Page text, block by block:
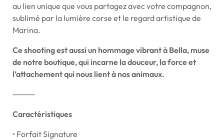
au lien unique que vous partagez avec votre compagnon,
sublimé par la lumière corse et le regard artistique de
Marina.
Ce shooting est aussi un hommage vibrant à Bella, muse
de notre boutique, qui incarne la douceur, la force et
l’attachement qui nous lient à nos animaux.
⸻
Caractéristiques
• Forfait Signature